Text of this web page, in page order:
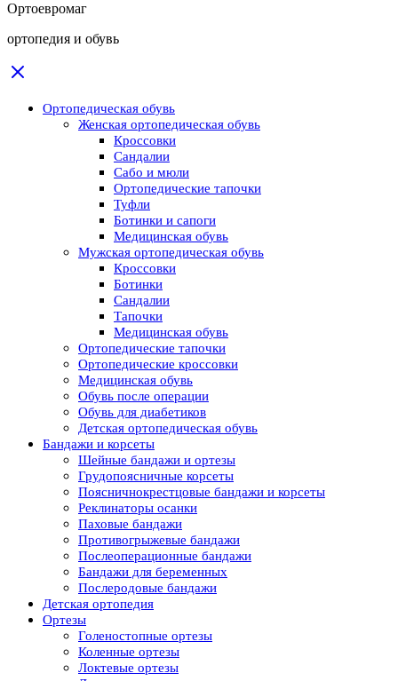
Ортоевромаг
ортопедия и обувь
Ортопедическая обувь
Женская ортопедическая обувь
Кроссовки
Сандалии
Сабо и мюли
Ортопедические тапочки
Туфли
Ботинки и сапоги
Медицинская обувь
Мужская ортопедическая обувь
Кроссовки
Ботинки
Сандалии
Тапочки
Медицинская обувь
Ортопедические тапочки
Ортопедические кроссовки
Медицинская обувь
Обувь после операции
Обувь для диабетиков
Детская ортопедическая обувь
Бандажи и корсеты
Шейные бандажи и ортезы
Грудопоясничные корсеты
Поясничнокрестцовые бандажи и корсеты
Реклинаторы осанки
Паховые бандажи
Противогрыжевые бандажи
Послеоперационные бандажи
Бандажи для беременных
Послеродовые бандажи
Детская ортопедия
Ортезы
Голеностопные ортезы
Коленные ортезы
Локтевые ортезы